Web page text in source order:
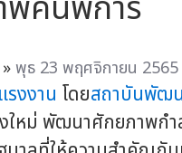
»พุธ 23 พฤศจิกายน 2565
งงาน โดยสถาบันพัฒ
ใหม่ พัฒนาศักยภาพกำ